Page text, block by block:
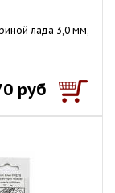
лада 3,0 мм,
руб